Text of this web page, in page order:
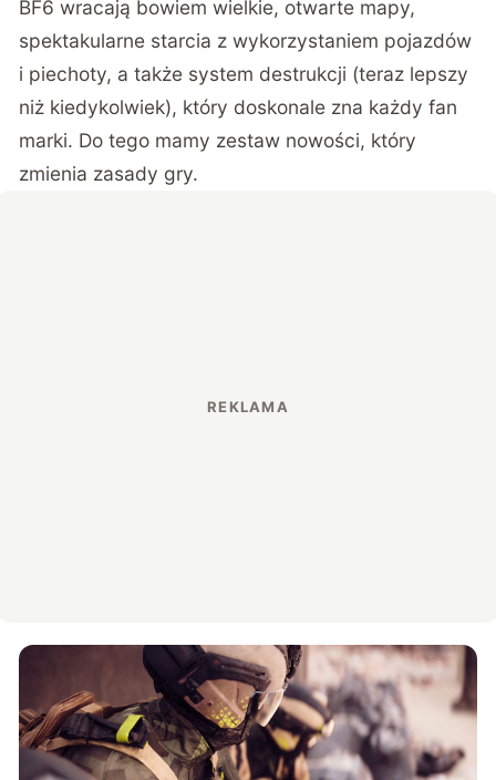
BF6 wracają bowiem wielkie, otwarte mapy,
spektakularne starcia z wykorzystaniem pojazdów
i piechoty, a także system destrukcji (teraz lepszy
niż kiedykolwiek), który doskonale zna każdy fan
marki. Do tego mamy zestaw nowości, który
zmienia zasady gry.